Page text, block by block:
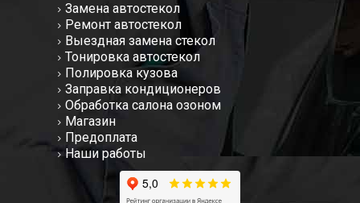
Замена автостекол
Ремонт автостекол
Выездная замена стекол
Тонировка автостекол
Полировка кузова
Заправка кондиционеров
Обработка салона озоном
Магазин
Предоплата
Наши работы